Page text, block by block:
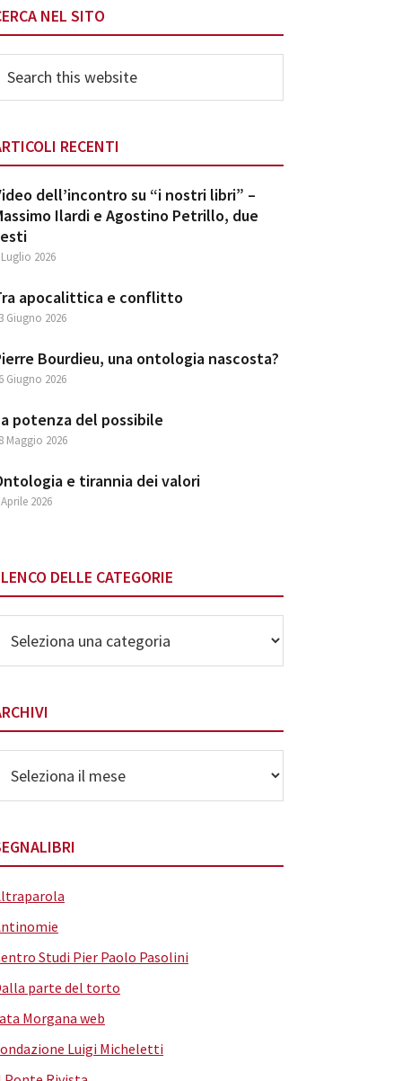
NEL SITO
this
RECENTI
dell’incontro su “i nostri libri” –
Ilardi e Agostino Petrillo, due
2026
apocalittica e conflitto
Giugno 2026
Bourdieu, una ontologia nascosta?
Giugno 2026
potenza del possibile
Maggio 2026
e tirannia dei valori
2026
DELLE CATEGORIE
delle
Studi Pier Paolo Pasolini
parte del torto
Morgana web
Luigi Micheletti